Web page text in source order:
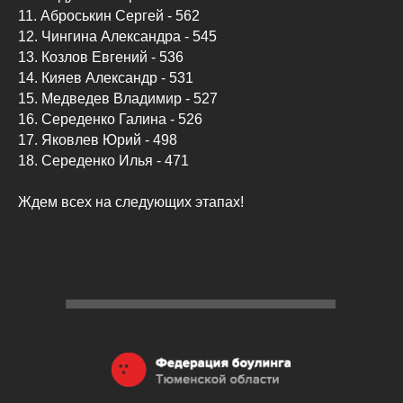
11. Аброськин Сергей - 562
12. Чингина Александра - 545
13. Козлов Евгений - 536
14. Кияев Александр - 531
15. Медведев Владимир - 527
16. Середенко Галина - 526
17. Яковлев Юрий - 498
18. Середенко Илья - 471
Ждем всех на следующих этапах!